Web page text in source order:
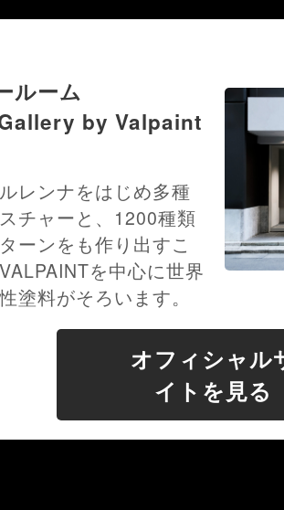
ルーム
by Valpaint
レンナをはじめ多種
チャーと、1200種類
ーンをも作り出すこ
を中心に世界
塗料がそろいます。
オフィシャル
イトを見る